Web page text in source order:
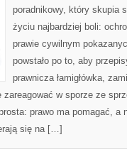
poradnikowy, który skupia
życiu najbardziej boli:
prawie cywilnym
powstało po to, aby
prawnicza łamigłówka,
w sporze ze
prawo ma pomagać, a
się na […]